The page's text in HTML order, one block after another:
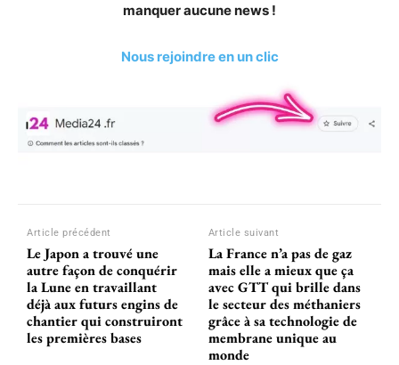
manquer aucune news !
Nous rejoindre en un clic
Article précédent
Le Japon a trouvé une
autre façon de conquérir
la Lune en travaillant
déjà aux futurs engins de
chantier qui construiront
les premières bases
Article suivant
La France n’a pas de gaz
mais elle a mieux que ça
avec GTT qui brille dans
le secteur des méthaniers
grâce à sa technologie de
membrane unique au
monde